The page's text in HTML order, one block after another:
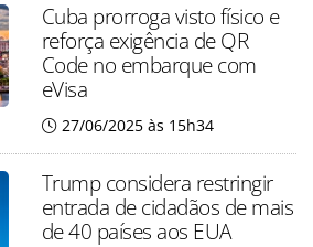
Cuba prorroga visto físico e
reforça exigência de QR
Code no embarque com
eVisa
27/06/2025 às 15h34
Trump considera restringir
entrada de cidadãos de mais
de 40 países aos EUA